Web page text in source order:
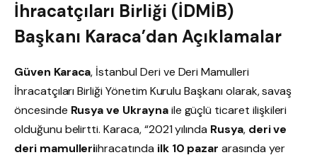
İhracatçıları Birliği (İDMİB)
Başkanı Karaca’dan Açıklamalar
Güven Karaca, İstanbul Deri ve Deri Mamulleri
İhracatçıları Birliği Yönetim Kurulu Başkanı olarak, savaş
öncesinde Rusya ve Ukraynaile güçlü ticaret ilişkileri
olduğunu belirtti. Karaca, “2021 yılında Rusya, deri ve
deri mamulleriihracatında ilk 10 pazar arasında yer